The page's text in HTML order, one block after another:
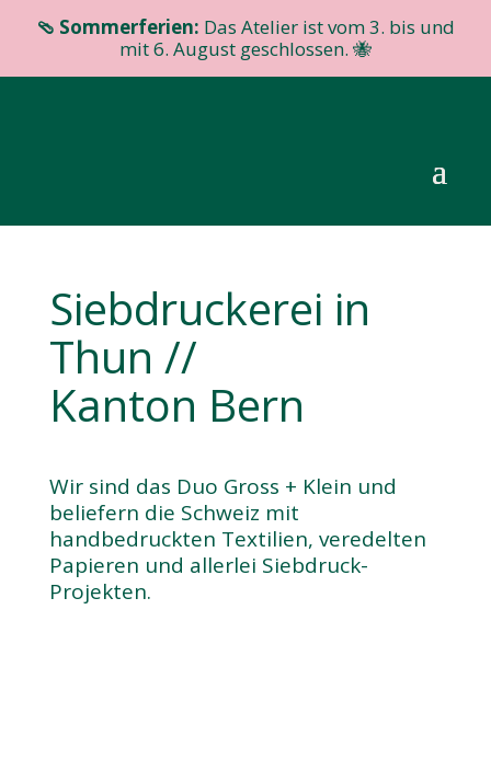
🩴 Sommerferien: Das Atelier ist vom 3. bis und
mit 6. August geschlossen. 🐝
Siebdruckerei in
Thun //
Kanton Bern
Wir sind das Duo Gross + Klein und
beliefern die Schweiz mit
handbedruckten Textilien, veredelten
Papieren und allerlei Siebdruck-
Projekten.